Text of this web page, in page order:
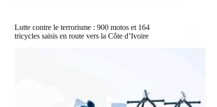
Lutte contre le terrorisme : 900 motos et 164
tricycles saisis en route vers la Côte d’Ivoire